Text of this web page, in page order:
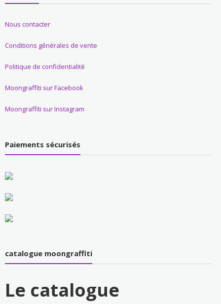
Nous contacter
Conditions générales de vente
Politique de confidentialité
Moongraffiti sur Facebook
Moongraffiti sur Instagram
Paiements sécurisés
catalogue moongraffiti
Le catalogue